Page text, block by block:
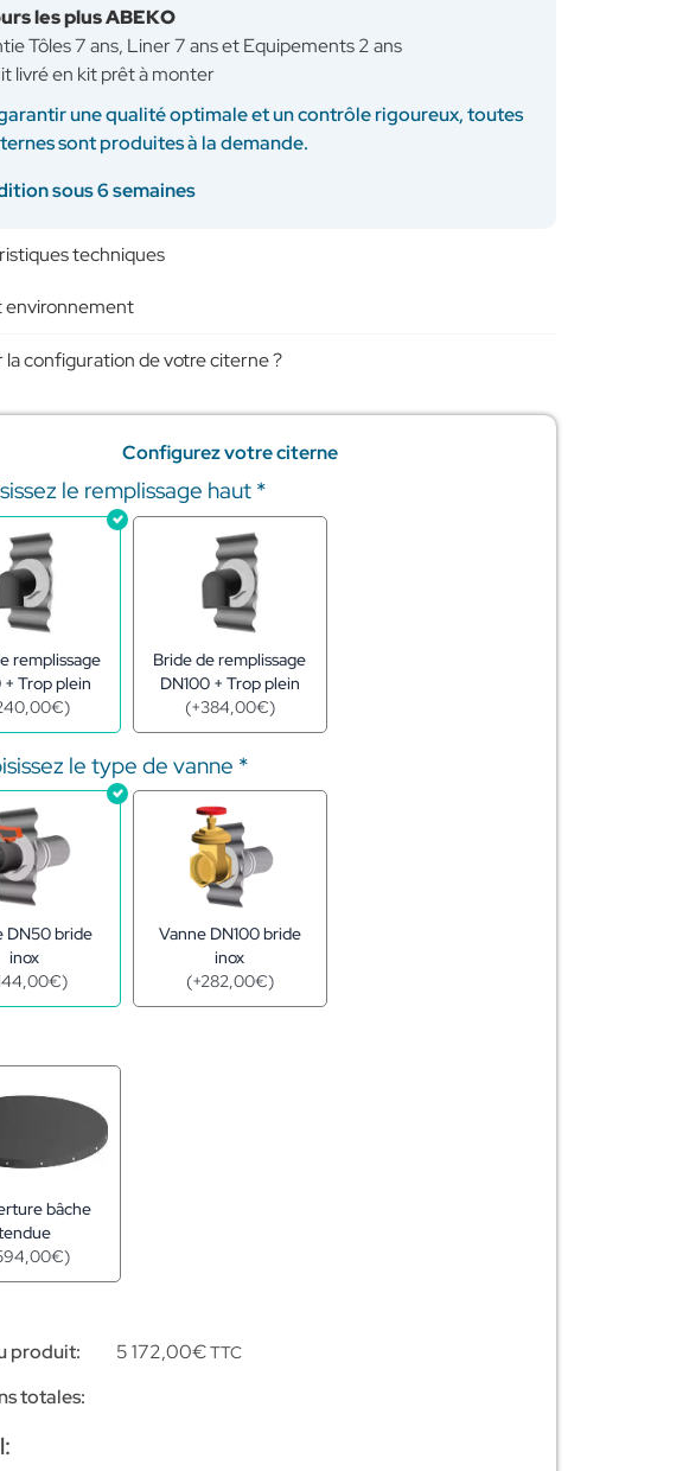
les plus ABEKO
Tôles 7 ans, Liner 7 ans et Equipements 2 ans
livré en kit prêt à monter
une qualité optimale et un contrôle rigoureux, toutes
sont produites à la demande.
sous 6 semaines
techniques
environnement
la configuration de votre citerne ?
Configurez votre citerne
le remplissage haut*
remplissage
+ Trop plein
€)
Bride de remplissage
DN100 + Trop plein
(+384,00€)
le type de vanne *
DN50 bride
inox
€)
Vanne DN100 bride
inox
(+282,00€)
bâche
€)
produit: 5 172,00€TTC
totales: